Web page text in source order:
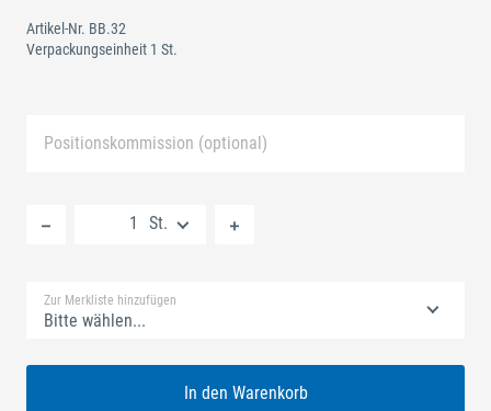
Artikel-Nr. BB.32
Verpackungseinheit 1 St.
Positionskommission (optional)
St.
Zur Merkliste hinzufügen
Bitte wählen...
In den Warenkorb